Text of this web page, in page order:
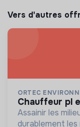
Vers d'autres
ORTEC
chauffeur pl
Assainir les
durablement